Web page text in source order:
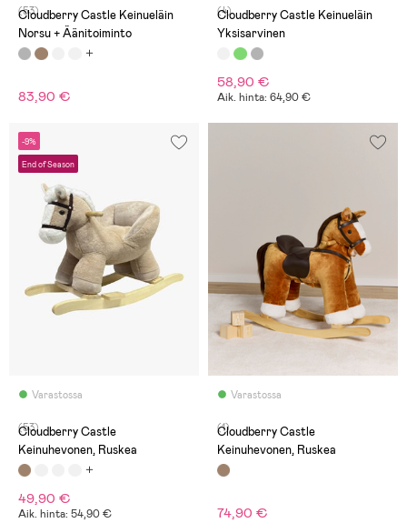
(53)
Cloudberry Castle Keinueläin
Norsu + Äänitoiminto
83,90 €
(4)
Cloudberry Castle Keinueläin
Yksisarvinen
58,90 €
Aik. hinta: 64,90 €
-9%
End of Season
Varastossa
(53)
Cloudberry Castle
Keinuhevonen, Ruskea
49,90 €
Aik. hinta: 54,90 €
Varastossa
(1)
Cloudberry Castle
Keinuhevonen, Ruskea
74,90 €